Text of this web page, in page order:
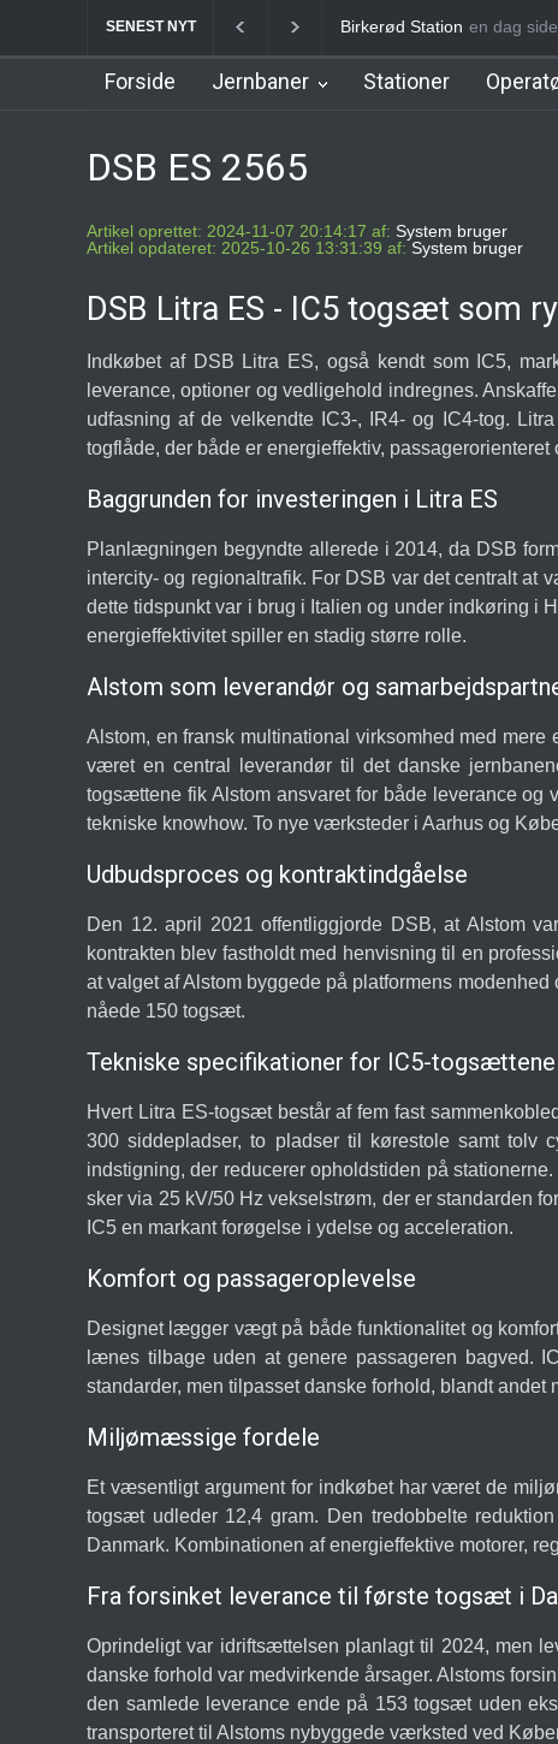
SENEST NYT Birkerød Station Allerød
en dag
Forside Jernbaner Stationer
DSB ES 2565
Artikel oprettet: 2024-11-07 20:14:17 af: System bruger
Artikel opdateret: 2025-10-26 13:31:39 af: System bruger
DSB Litra ES - IC5 togsæt som
Indkøbet af DSB Litra ES, også kendt som IC5,
leverance, optioner og vedligehold indregnes.
udfasning af de velkendte IC3-, IR4- og IC4-tog.
togflåde, der både er energieffektiv,
Baggrunden for investeringen i Litra ES
Planlægningen begyndte allerede i 2014, da DSB
intercity- og regionaltrafik. For DSB var det centralt at
dette tidspunkt var i brug i Italien og under indkøring i
energieffektivitet spiller en stadig større rolle.
Alstom som leverandør og
Alstom, en fransk multinational virksomhed med
været en central leverandør til det danske
togsættene fik Alstom ansvaret for både leverance
tekniske knowhow. To nye værksteder i Aarhus og
Udbudsproces og kontraktindgåelse
Den 12. april 2021 offentliggjorde DSB, at Alstom
kontrakten blev fastholdt med henvisning til en
at valget af Alstom byggede på platformens
nåede 150 togsæt.
Tekniske specifikationer for IC5-togsættene
Hvert Litra ES-togsæt består af fem fast
300 siddepladser, to pladser til kørestole samt tolv
indstigning, der reducerer opholdstiden på
sker via 25 kV/50 Hz vekselstrøm, der er standarden
IC5 en markant forøgelse i ydelse og acceleration.
Komfort og passageroplevelse
Designet lægger vægt på både funktionalitet og
lænes tilbage uden at genere passageren bagved.
standarder, men tilpasset danske forhold, blandt
Miljømæssige fordele
Et væsentligt argument for indkøbet har været de
togsæt udleder 12,4 gram. Den tredobbelte
Danmark. Kombinationen af energieffektive motorer,
Fra forsinket leverance til første togsæt i
Oprindeligt var idriftsættelsen planlagt til 2024, men
danske forhold var medvirkende årsager. Alstoms
den samlede leverance ende på 153 togsæt uden
transporteret til Alstoms nybyggede værksted ved